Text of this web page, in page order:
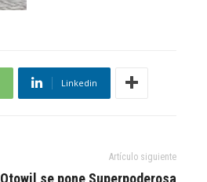
Linkedin
Artículo siguiente
Otowil se pone Superpoderosa